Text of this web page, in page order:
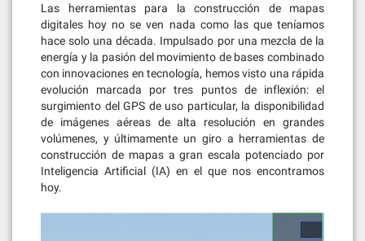
Las herramientas para la construcción de mapas
digitales hoy no se ven nada como las que teníamos
hace solo una década. Impulsado por una mezcla de la
energía y la pasión del movimiento de bases combinado
con innovaciones en tecnología, hemos visto una rápida
evolución marcada por tres puntos de inflexión: el
surgimiento del GPS de uso particular, la disponibilidad
de imágenes aéreas de alta resolución en grandes
volúmenes, y últimamente un giro a herramientas de
construcción de mapas a gran escala potenciado por
Inteligencia Artificial (IA) en el que nos encontramos
hoy.